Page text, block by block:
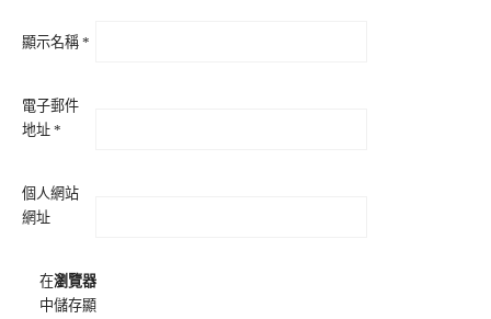
顯示名稱 *
電子郵件
地址 *
個人網站
網址
在瀏覽器
中儲存顯